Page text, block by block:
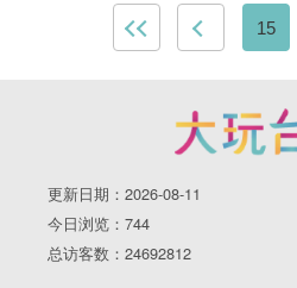
15
更新日期：2026-08-11
今日浏览：744
总访客数：24692812